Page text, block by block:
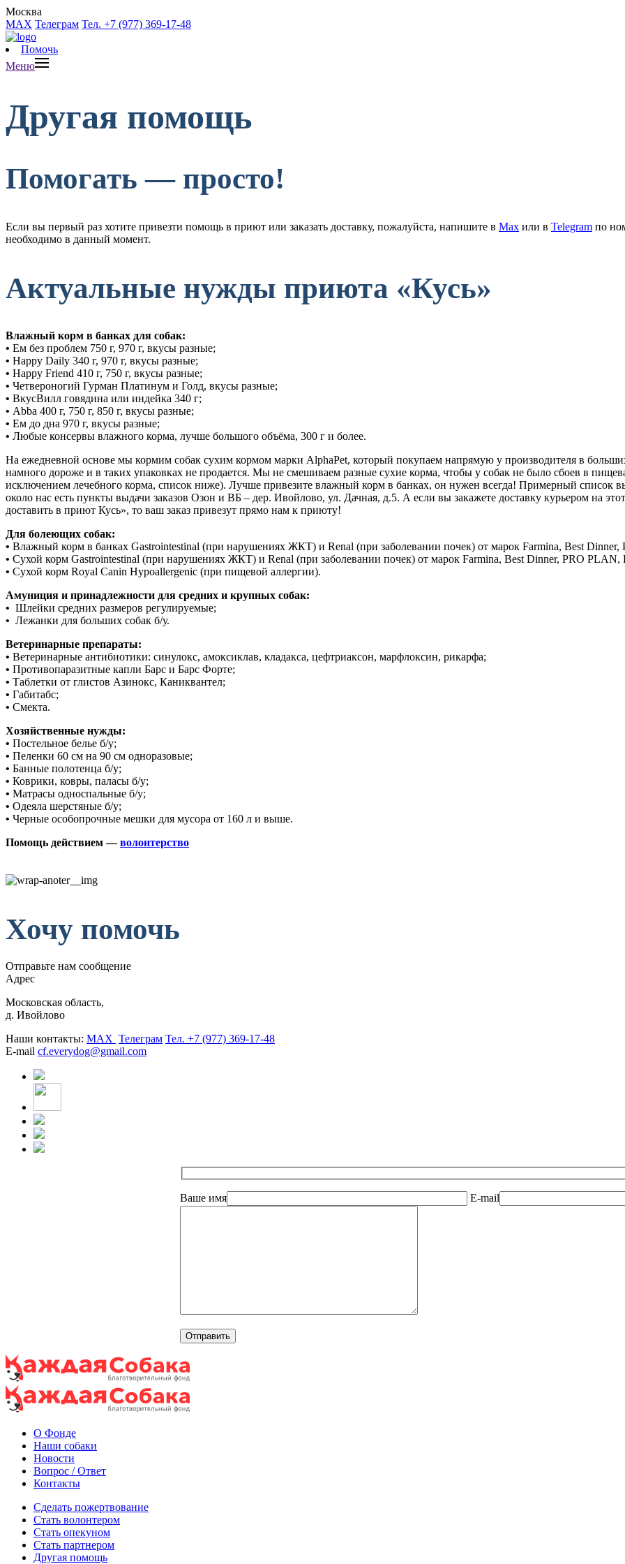
Москва
MAX Телеграм Тел. +7 (977) 369-17-48
Помочь
Меню
Другая помощь
Помогать — просто!
Если вы первый раз хотите привезти помощь в приют или заказать доставку, пожалуйста, напишите в Мах или в Telegram по
необходимо в данный момент.
Актуальные нужды приюта «Кусь»
Влажный корм в банках для собак:
• Ем без проблем 750 г, 970 г, вкусы разные;
• Happy Daily 340 г, 970 г, вкусы разные;
• Happy Friend 410 г, 750 г, вкусы разные;
• Четвероногий Гурман Платинум и Голд, вкусы разные;
• ВкусВилл говядина или индейка 340 г;
• Abba 400 г, 750 г, 850 г, вкусы разные;
• Ем до дна 970 г, вкусы разные;
• Любые консервы влажного корма, лучше большого объёма, 300 г и более.
На ежедневной основе мы кормим собак сухим кормом марки AlphaPet, который покупаем напрямую у производителя в
намного дороже и в таких упаковках не продается. Мы не смешиваем разные сухие корма, чтобы у собак не было сбоев в
исключением лечебного корма, список ниже). Лучше привезите влажный корм в банках, он нужен всегда! Примерный список
около нас есть пункты выдачи заказов Озон и ВБ – дер. Ивойлово, ул. Дачная, д.5. А если вы закажете доставку курьером на
доставить в приют Кусь», то ваш заказ привезут прямо нам к приюту!
Для болеющих собак:
• Влажный корм в банках Gastrointestinal (при нарушениях ЖКТ) и Renal (при заболевании почек) от марок Farmina, Best
• Сухой корм Gastrointestinal (при нарушениях ЖКТ) и Renal (при заболевании почек) от марок Farmina, Best Dinner, PRO PLAN,
• Сухой корм Royal Canin Hypoallergenic (при пищевой аллергии).
Амуниция и принадлежности для средних и крупных собак:
• Шлейки средних размеров регулируемые;
• Лежанки для больших собак б/у.
Ветеринарные препараты:
• Ветеринарные антибиотики: синулокс, амоксиклав, кладакса, цефтриаксон, марфлоксин, рикарфа;
• Противопаразитные капли Барс и Барс Форте;
• Таблетки от глистов Азинокс, Каниквантел;
• Габитабс;
• Смекта.
Хозяйственные нужды:
• Постельное белье б/у;
• Пеленки 60 см на 90 см одноразовые;
• Банные полотенца б/у;
• Коврики, ковры, палаcы б/у;
• Матрасы односпальные б/у;
• Одеяла шерстяные б/у;
• Черные особопрочные мешки для мусора от 160 л и выше.
Помощь действием —волонтерство
Хочу помочь
Отправьте нам сообщение
Адрес
Московская область,
д. Ивойлово
Наши контакты: MAX Телеграм Тел. +7 (977) 369-17-48
E-mail cf.everydog@gmail.com
Ваше имя E-mail
О Фонде
Наши собаки
Новости
Вопрос / Ответ
Контакты
Сделать пожертвование
Стать волонтером
Стать опекуном
Стать партнером
Другая помощь